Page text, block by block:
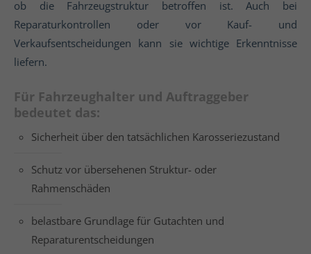
ob die Fahrzeugstruktur betroffen ist. Auch bei
Reparaturkontrollen oder vor Kauf- und
Verkaufsentscheidungen kann sie wichtige Erkenntnisse
liefern.
Für Fahrzeughalter und Auftraggeber
bedeutet das:
Sicherheit über den tatsächlichen Karosseriezustand
Schutz vor übersehenen Struktur- oder
Rahmenschäden
belastbare Grundlage für Gutachten und
Reparaturentscheidungen